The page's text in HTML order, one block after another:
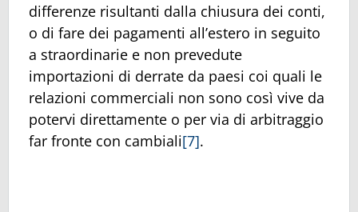
differenze risultanti dalla chiusura dei conti,
o di fare dei pagamenti all’estero in seguito
a straordinarie e non prevedute
importazioni di derrate da paesi coi quali le
relazioni commerciali non sono così vive da
potervi direttamente o per via di arbitraggio
far fronte con cambiali[7].